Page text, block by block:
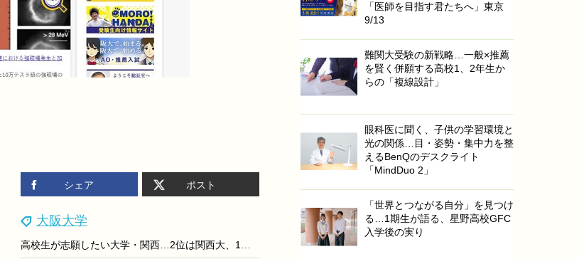
シェア ポスト
大阪大学
高校生が志願したい大学・関西…2位は関西大、1位は？
「医師を目指す君たちへ」東京
9/13
難関大受験の新戦略…一般×推薦
を賢く併願する高校1、2年生か
らの「複線設計」
眼科医に聞く、子供の学習環境と
光の関係…目・姿勢・集中力を整
えるBenQのデスクライト
「MindDuo 2」
「世界とつながる自分」を見つけ
る…1期生が語る、星野高校GFC
入学後の実り